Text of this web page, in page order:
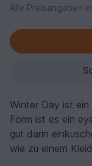
Alle Preisangaben
Winter Day ist
Form ist es ein
gut darin
wie zu einem